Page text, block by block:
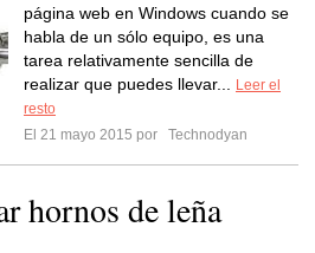
página web en Windows cuando se
habla de un sólo equipo, es una
tarea relativamente sencilla de
realizar que puedes llevar...
Leer el
resto
El 21 mayo 2015 por
Technodyan
hornos de leña